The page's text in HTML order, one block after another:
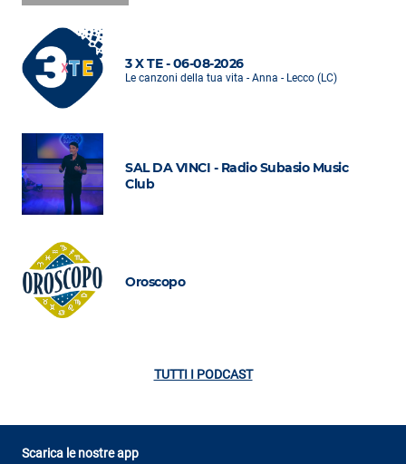
3 X TE - 06-08-2026
Le canzoni della tua vita - Anna - Lecco (LC)
SAL DA VINCI - Radio Subasio Music
Club
Oroscopo
TUTTI I PODCAST
Scarica le nostre app